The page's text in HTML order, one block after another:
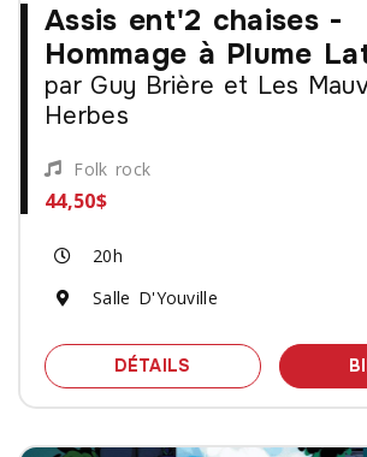
Assis ent'2 chaises -
Hommage à Plume
par Guy Brière et Les
Herbes
Folk rock
44,50$
20h
Salle D'Youville
DÉTAILS SPECTACLE